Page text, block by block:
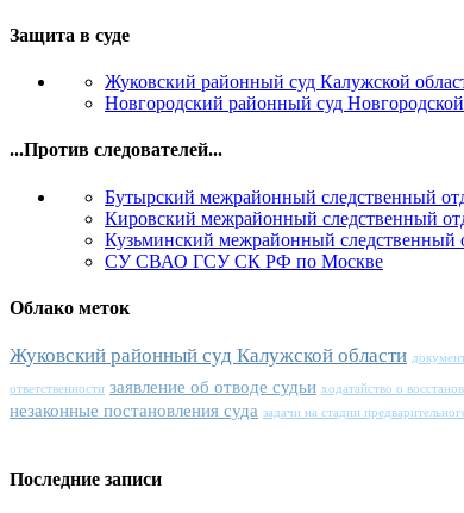
Защита в суде
Жуковский районный суд Калужской
Новгородский районный суд Новгородской
...Против следователей...
Бутырский межрайонный следственный
Кировский межрайонный следственный
Кузьминский межрайонный следственный
СУ СВАО ГСУ СК РФ по Москве
Облако меток
Жуковский районный суд Калужской области
ответственности заявление об отводе судьи ходатайство о
незаконные постановления суда задачи на стадии
Последние записи